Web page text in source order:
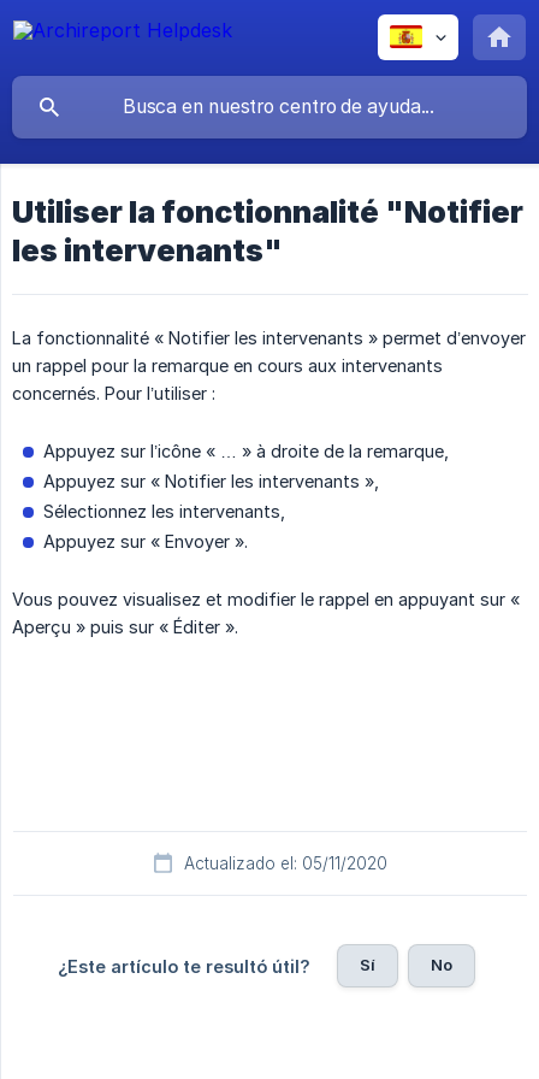
Utiliser la fonctionnalité "Notifier
les intervenants"
La fonctionnalité « Notifier les intervenants » permet d’envoyer
un rappel pour la remarque en cours aux intervenants
concernés. Pour l’utiliser :
Appuyez sur l’icône « … » à droite de la remarque,
Appuyez sur « Notifier les intervenants »,
Sélectionnez les intervenants,
Appuyez sur « Envoyer ».
Vous pouvez visualisez et modifier le rappel en appuyant sur «
Aperçu » puis sur « Éditer ».
Actualizado el: 05/11/2020
¿Este artículo te resultó útil? Sí No